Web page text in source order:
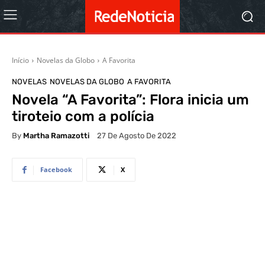
Início Novelas da Globo A Favorita
NOVELAS NOVELAS DA GLOBO A FAVORITA
Novela “A Favorita”: Flora inicia um
tiroteio com a polícia
By Martha Ramazotti 27 De Agosto De 2022
Facebook X